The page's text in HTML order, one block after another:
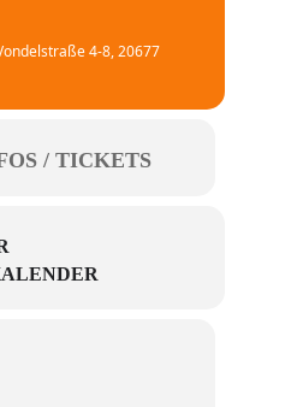
4-8, 20677
/ TICKETS